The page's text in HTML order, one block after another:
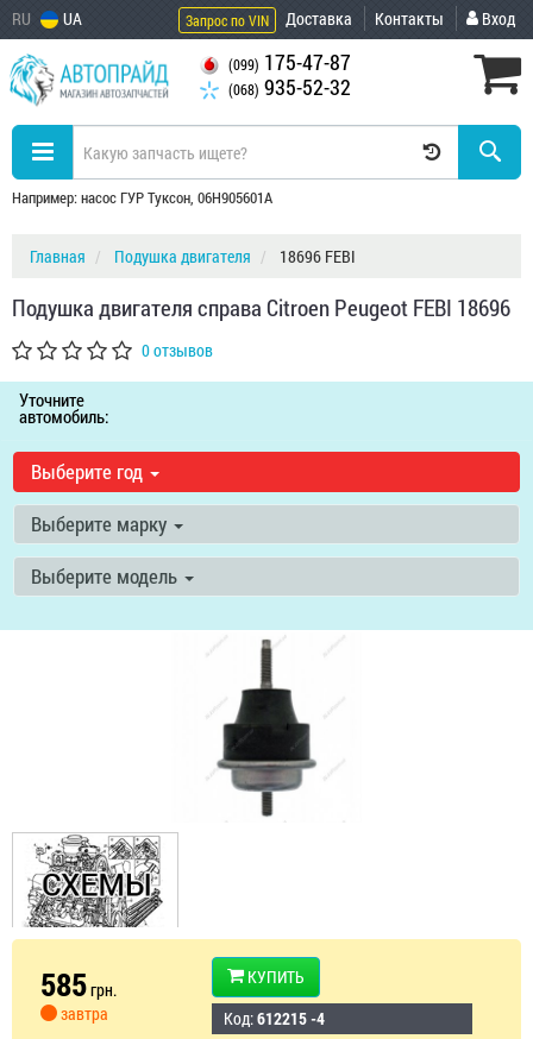
RU UA Запрос по VIN Доставка Контакты Вход
(099) 175-47-87
(068) 935-52-32
Например: насос ГУР Туксон, 06H905601A
Главная Подушка двигателя 18696 FEBI
Подушкa двигателя справа Citroen Peugeot FEBI 18696
0 отзывов
Уточните
автомобиль:
Выберите год
Выберите марку
Выберите модель
585грн.
завтра
КУПИТЬ
Код:612215 -4